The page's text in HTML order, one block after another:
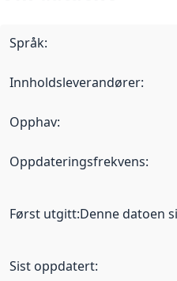
Språk:
Innholdsleverandører:
Opphav:
Oppdateringsfrekvens:
Først utgitt:Denne datoen
Sist oppdatert: